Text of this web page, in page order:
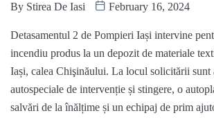
By Stirea De Iasi February 16, 2024
Detasamentul 2 de Pompieri Iași intervine
incendiu produs la un depozit de materiale
Iași, calea Chişinăului. La locul solicitării sunt
autospeciale de intervenție și stingere, o
salvări de la înălțime și un echipaj de prim